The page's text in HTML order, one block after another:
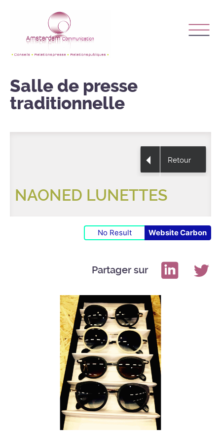
Salle de presse
traditionnelle
Retour
NAONED LUNETTES
No Result Website Carbon
Partager sur